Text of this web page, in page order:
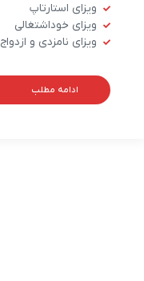
ویزای استارتاپ
ویزای خوداشتغالی
ویزای نامزدی و ازدواج
ادامه مطلب